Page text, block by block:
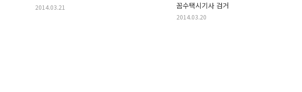
2014.03.21
꼼수택시기사 검거
2014.03.20